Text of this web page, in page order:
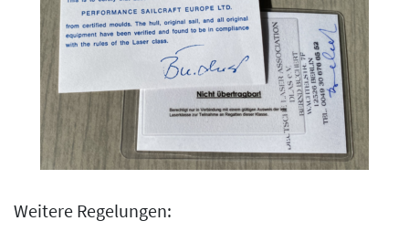
Weitere Regelungen: